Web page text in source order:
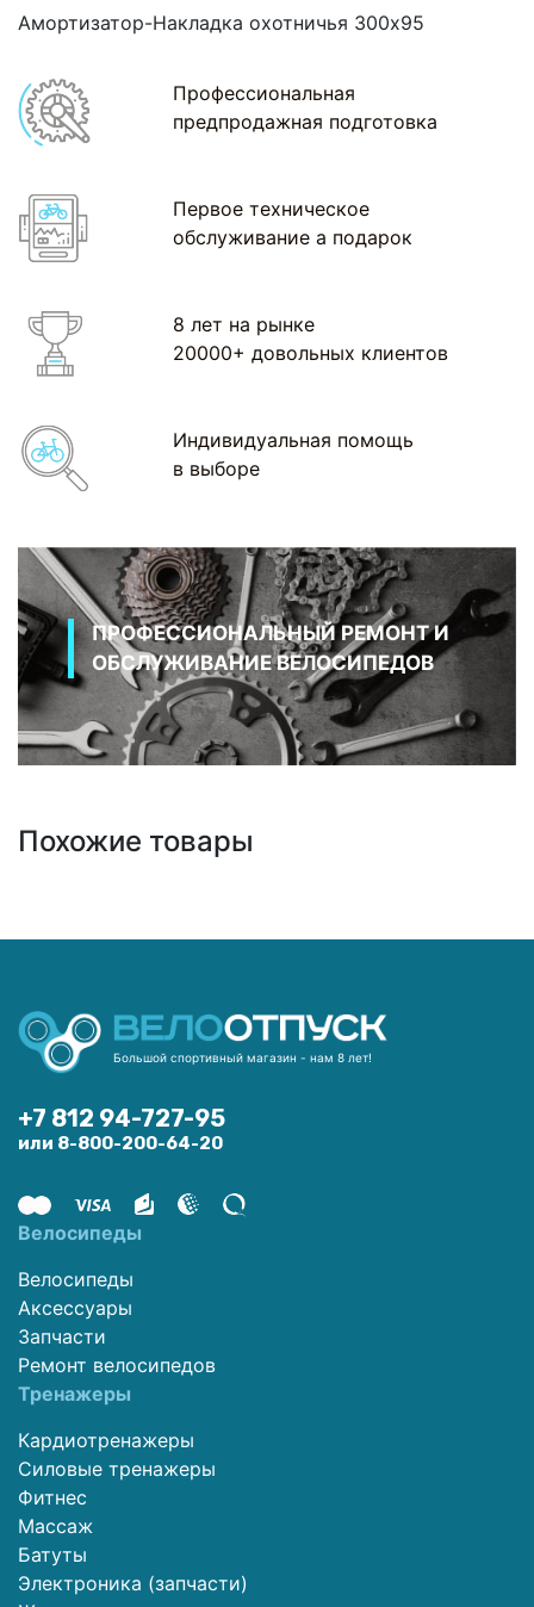
Амортизатор-Накладка охотничья 300х95
Профессиональная
предпродажная подготовка
Первое техническое
обслуживание а подарок
8 лет на рынке
20000+ довольных клиентов
Индивидуальная помощь
в выборе
ПРОФЕССИОНАЛЬНЫЙ РЕМОНТ И
ОБСЛУЖИВАНИЕ ВЕЛОСИПЕДОВ
Похожие товары
Большой спортивный магазин - нам 8 лет!
+7 812 94-727-95
или 8-800-200-64-20
Велосипеды
Велосипеды
Аксессуары
Запчасти
Ремонт велосипедов
Тренажеры
Кардиотренажеры
Силовые тренажеры
Фитнес
Массаж
Батуты
Электроника (запчасти)